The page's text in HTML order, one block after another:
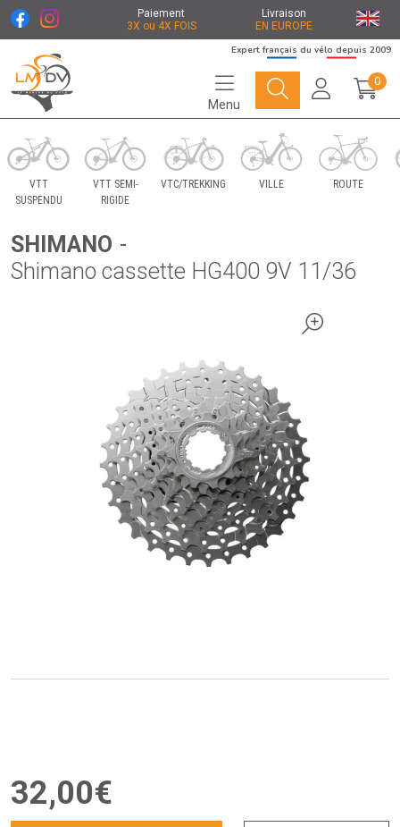
Paiement
3X ou 4X FOIS
Livraison
EN EUROPE
Le Marché du Vélo Votre distributeurs de vélo
Expert français du vélo depuis 2009
Menu
0
VTT
SUSPENDU
VTT SEMI-
RIGIDE
VTC/TREKKING VILLE ROUTE
SHIMANO -
Shimano cassette HG400 9V 11/36
32,00€